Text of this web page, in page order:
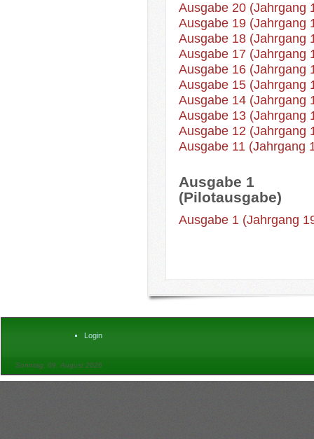
Ausgabe 20 (Jahrgang
Ausgabe 19 (Jahrgang
Ausgabe 18 (Jahrgang
Ausgabe 17 (Jahrgang
Ausgabe 16 (Jahrgang
Ausgabe 15 (Jahrgang
Ausgabe 14 (Jahrgang
Ausgabe 13 (Jahrgang
Ausgabe 12 (Jahrgang
Ausgabe 11 (Jahrgang
Ausgabe 1
(Pilotausgabe)
Ausgabe 1 (Jahrgang
Login
Sonntag, 09. August 2026